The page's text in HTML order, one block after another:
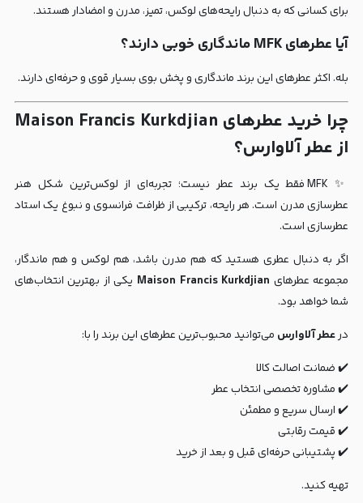
برای کسانی که به دنبال رایحه‌های لوکس، تمیز، مدرن و امضادار هستند.
آیا عطرهای MFK ماندگاری خوبی دارند؟
بله. اکثر عطرهای این برند ماندگاری و پخش بوی بسیار قوی و حرفه‌ای دارند.
چرا خرید عطرهای Maison Francis Kurkdjian
از عطر آلاوارس؟
✨ MFK فقط یک برند عطر نیست؛ تجربه‌ای از لوکس‌ترین شکل هنر
عطرسازی مدرن است. هر رایحه، ترکیبی از ظرافت فرانسوی و نبوغ یک استاد
عطرسازی است.
اگر به دنبال عطری هستید که هم مدرن باشد، هم لوکس و هم ماندگار،
مجموعه عطرهای Maison Francis Kurkdjian یکی از بهترین انتخاب‌های
شما خواهد بود.
درعطر آلاوارس می‌توانید محبوب‌ترین عطرهای این برند را با:
✔️ ضمانت اصالت کالا
✔️ مشاوره تخصصی انتخاب عطر
✔️ ارسال سریع و مطمئن
✔️ قیمت رقابتی
✔️ پشتیبانی حرفه‌ای قبل و بعد از خرید
تهیه کنید.